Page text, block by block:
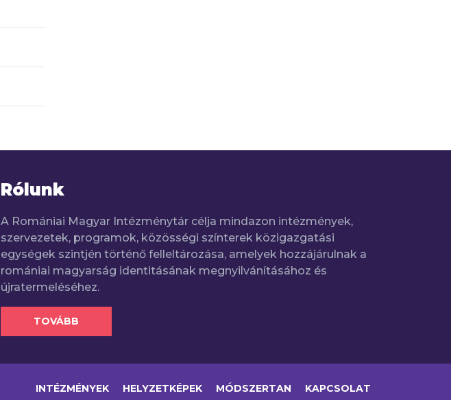
Rólunk
A Romániai Magyar Intézménytár célja mindazon intézmények,
szervezetek, programok, közösségi színterek közigazgatási
egységek szintjén történő felleltározása, amelyek hozzájárulnak a
romániai magyarság identitásának megnyilvánításához és
újratermeléséhez.
TOVÁBB
INTÉZMÉNYEK HELYZETKÉPEK MÓDSZERTAN KAPCSOLAT